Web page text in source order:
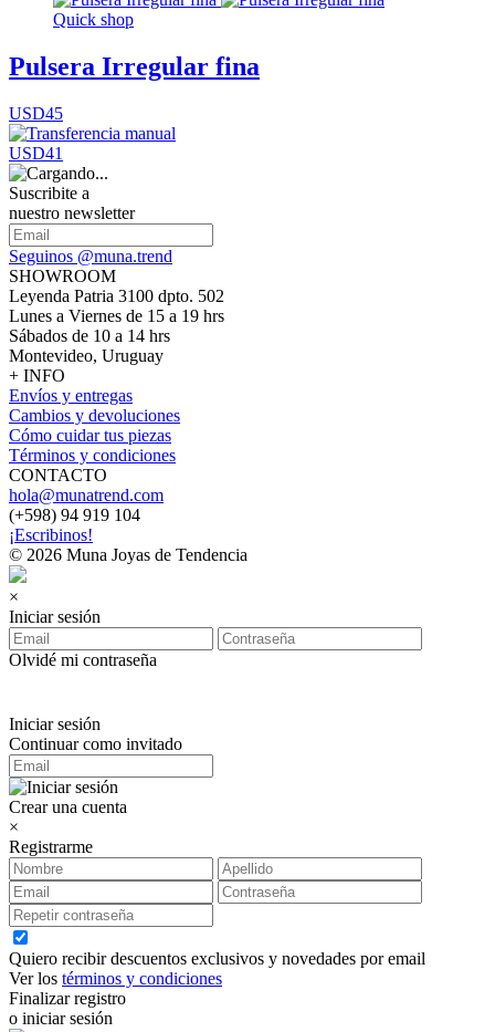
Quick shop
Pulsera Irregular fina
USD45
USD41
Suscribite a
nuestro newsletter
Seguinos @muna.trend
SHOWROOM
Leyenda Patria 3100 dpto. 502
Lunes a Viernes de 15 a 19 hrs
Sábados de 10 a 14 hrs
Montevideo, Uruguay
+ INFO
Envíos y entregas
Cambios y devoluciones
Cómo cuidar tus piezas
Términos y condiciones
CONTACTO
hola@munatrend.com
(+598) 94 919 104
¡Escribinos!
© 2026 Muna Joyas de Tendencia
×
Iniciar sesión
Olvidé mi contraseña
Iniciar sesión
Continuar como invitado
Crear una cuenta
×
Registrarme
Quiero recibir descuentos exclusivos y novedades por email
Ver los términos y condiciones
Finalizar registro
o iniciar sesión